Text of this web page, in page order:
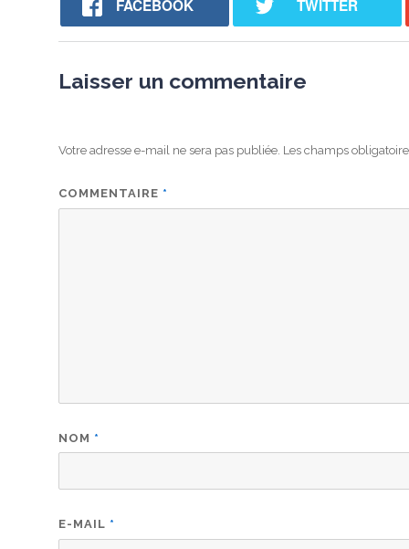
FACEBOOK TWITTER
Laisser un commentaire
Votre adresse e-mail ne sera pas publiée. Les champs
COMMENTAIRE *
NOM *
E-MAIL *